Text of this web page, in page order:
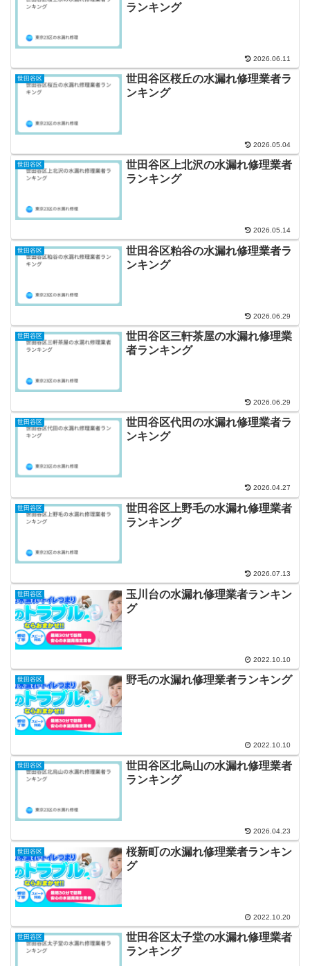
ランキング
2026.06.11
世田谷区
世田谷区桜丘の水漏れ修理業者ラ
ンキング
2026.05.04
世田谷区
世田谷区上北沢の水漏れ修理業者
ランキング
2026.05.14
世田谷区
世田谷区粕谷の水漏れ修理業者ラ
ンキング
2026.06.29
世田谷区
世田谷区三軒茶屋の水漏れ修理業
者ランキング
2026.06.29
世田谷区
世田谷区代田の水漏れ修理業者ラ
ンキング
2026.04.27
世田谷区
世田谷区上野毛の水漏れ修理業者
ランキング
2026.07.13
世田谷区
玉川台の水漏れ修理業者ランキン
グ
2022.10.10
世田谷区 野毛の水漏れ修理業者ランキング
2022.10.10
世田谷区
世田谷区北烏山の水漏れ修理業者
ランキング
2026.04.23
世田谷区
桜新町の水漏れ修理業者ランキン
グ
2022.10.20
世田谷区
世田谷区太子堂の水漏れ修理業者
ランキング